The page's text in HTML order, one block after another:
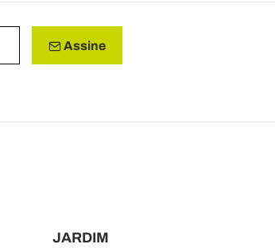
Assine
JARDIM